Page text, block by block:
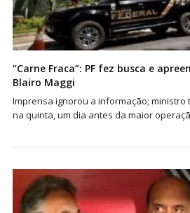
“Carne Fraca”: PF fez busca e
Blairo Maggi
Imprensa ignorou a informação; ministro
na quinta, um dia antes da maior